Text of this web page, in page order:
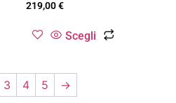
219,00€
Scegli
3 4 5 →